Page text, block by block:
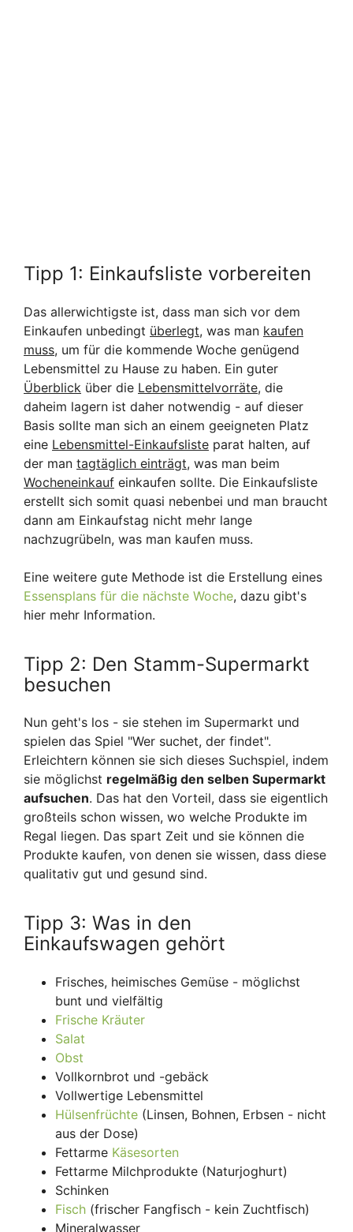
Tipp 1: Einkaufsliste vorbereiten
Das allerwichtigste ist, dass man sich vor dem
Einkaufen unbedingt überlegt, was man kaufen
muss, um für die kommende Woche genügend
Lebensmittel zu Hause zu haben. Ein guter
Überblick über die Lebensmittelvorräte, die
daheim lagern ist daher notwendig - auf dieser
Basis sollte man sich an einem geeigneten Platz
eine Lebensmittel-Einkaufsliste parat halten, auf
der man tagtäglich einträgt, was man beim
Wocheneinkauf einkaufen sollte. Die Einkaufsliste
erstellt sich somit quasi nebenbei und man braucht
dann am Einkaufstag nicht mehr lange
nachzugrübeln, was man kaufen muss.
Eine weitere gute Methode ist die Erstellung eines
Essensplans für die nächste Woche, dazu gibt's
hier mehr Information.
Tipp 2: Den Stamm-Supermarkt
besuchen
Nun geht's los - sie stehen im Supermarkt und
spielen das Spiel "Wer suchet, der findet".
Erleichtern können sie sich dieses Suchspiel, indem
sie möglichst regelmäßig den selben Supermarkt
aufsuchen. Das hat den Vorteil, dass sie eigentlich
großteils schon wissen, wo welche Produkte im
Regal liegen. Das spart Zeit und sie können die
Produkte kaufen, von denen sie wissen, dass diese
qualitativ gut und gesund sind.
Tipp 3: Was in den
Einkaufswagen gehört
Frisches, heimisches Gemüse - möglichst
bunt und vielfältig
Frische Kräuter
Salat
Obst
Vollkornbrot und -gebäck
Vollwertige Lebensmittel
Hülsenfrüchte (Linsen, Bohnen, Erbsen - nicht
aus der Dose)
Fettarme Käsesorten
Fettarme Milchprodukte (Naturjoghurt)
Schinken
Fisch (frischer Fangfisch - kein Zuchtfisch)
Mineralwasser